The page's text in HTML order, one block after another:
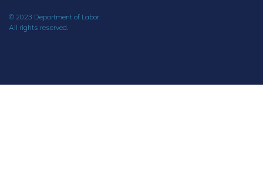
© 2023 Department of Labor.
All rights reserved.